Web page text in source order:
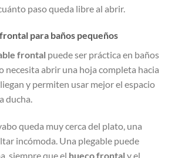
paso queda libre al abrir.
para baños pequeños
frontal puede ser práctica en baños
necesita abrir una hoja completa hacia
y permiten usar mejor el espacio
ducha.
queda muy cerca del plato, una
incómoda. Una plegable puede
siempre que el hueco frontal y el